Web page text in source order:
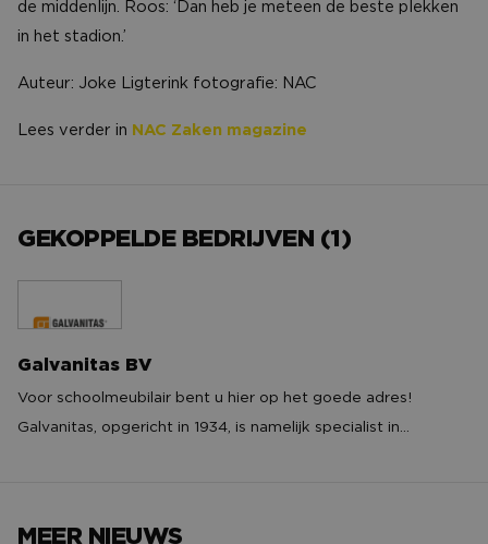
de middenlijn. Roos: ‘Dan heb je meteen de beste plekken
in het stadion.’
Auteur: Joke Ligterink fotografie: NAC
Lees verder in NAC Zaken magazine
GEKOPPELDE BEDRIJVEN (1)
Galvanitas BV
Voor schoolmeubilair bent u hier op het goede adres!
Galvanitas, opgericht in 1934, is namelijk specialist in
Galvanitas BV
MEER NIEUWS